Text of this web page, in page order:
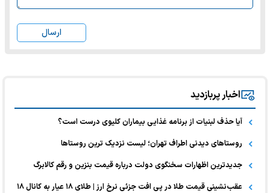
ارسال
اخبار پربازدید
آیا حذف لبنیات از برنامه غذایی بیماران کلیوی درست است؟
روستاهای دیدنی اطراف تهران؛ لیست نزدیک ترین روستاها
جدیدترین اظهارات سخنگوی دولت درباره قیمت بنزین و رقم کالابرگ
عقب‌نشینی قیمت طلا در پی افت جزئی نرخ ارز | طلای ۱۸ عیار به کانال ۱۸